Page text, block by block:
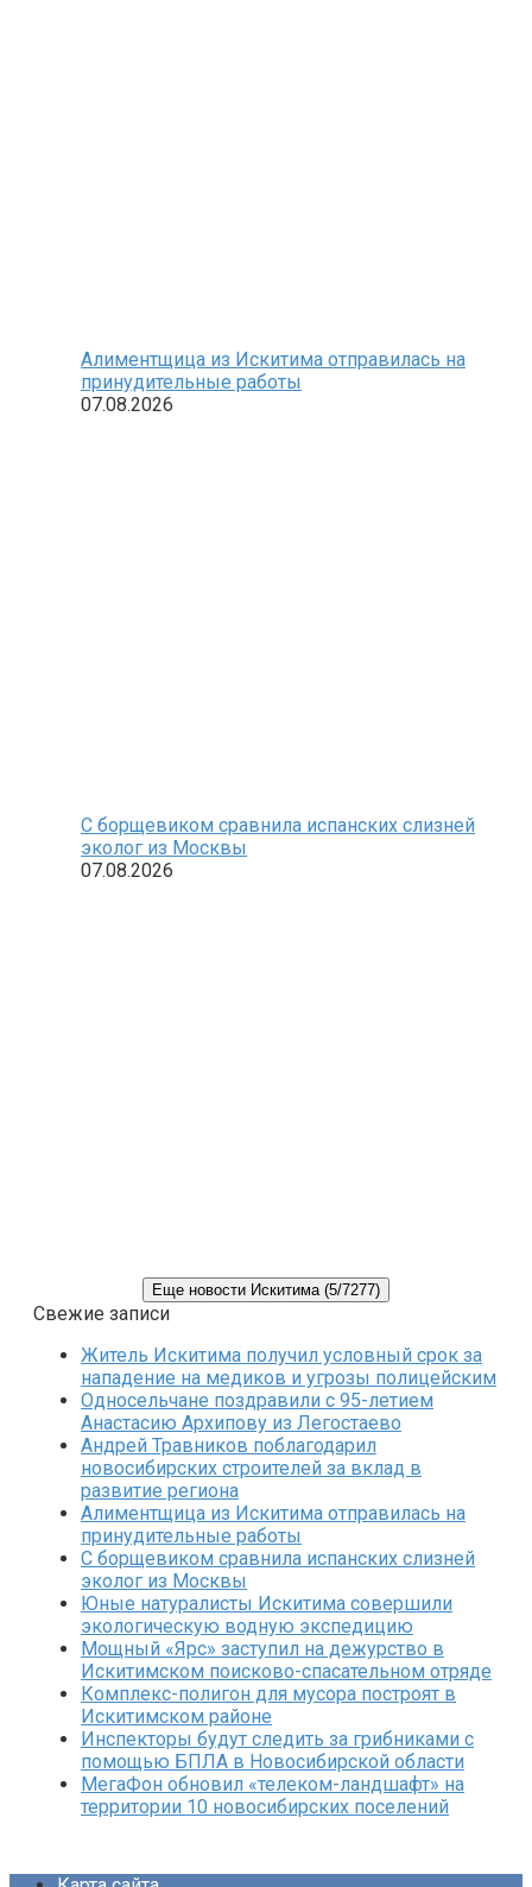
Алиментщица из Искитима отправилась на
принудительные работы
07.08.2026
С борщевиком сравнила испанских слизней
эколог из Москвы
07.08.2026
Еще новости Искитима (5/7277)
Свежие записи
Житель Искитима получил условный срок за
нападение на медиков и угрозы полицейским
Односельчане поздравили с 95-летием
Анастасию Архипову из Легостаево
Андрей Травников поблагодарил
новосибирских строителей за вклад в
развитие региона
Алиментщица из Искитима отправилась на
принудительные работы
С борщевиком сравнила испанских слизней
эколог из Москвы
Юные натуралисты Искитима совершили
экологическую водную экспедицию
Мощный «Ярс» заступил на дежурство в
Искитимском поисково-спасательном отряде
Комплекс-полигон для мусора построят в
Искитимском районе
Инспекторы будут следить за грибниками с
помощью БПЛА в Новосибирской области
МегаФон обновил «телеком-ландшафт» на
территории 10 новосибирских поселений